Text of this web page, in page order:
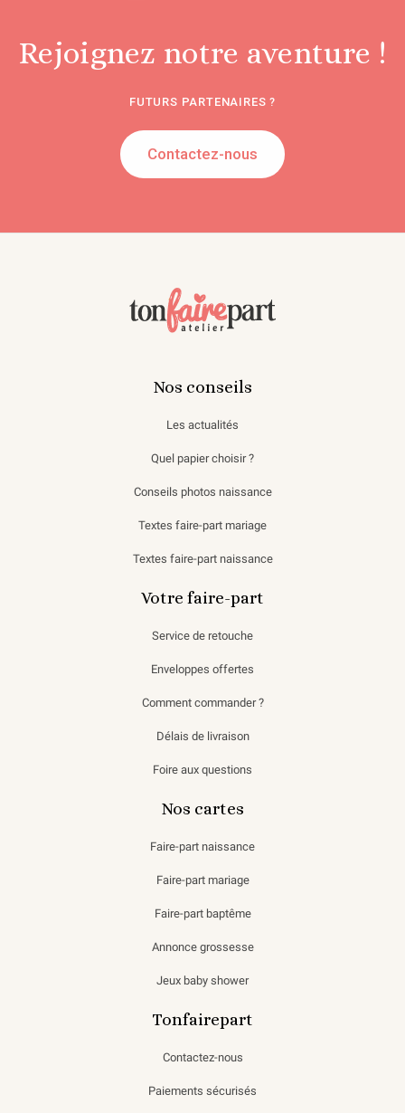
Rejoignez notre aventure !
FUTURS PARTENAIRES ?
Contactez-nous
Nos conseils
Les actualités
Quel papier choisir ?
Conseils photos naissance
Textes faire-part mariage
Textes faire-part naissance
Votre faire-part
Service de retouche
Enveloppes offertes
Comment commander ?
Délais de livraison
Foire aux questions
Nos cartes
Faire-part naissance
Faire-part mariage
Faire-part baptême
Annonce grossesse
Jeux baby shower
Tonfairepart
Contactez-nous
Paiements sécurisés